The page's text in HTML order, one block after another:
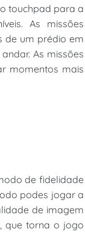
touchpad para a
As missões
de um prédio em
As missões
momentos mais
de fidelidade
podes jogar a
de imagem
que torna o jogo